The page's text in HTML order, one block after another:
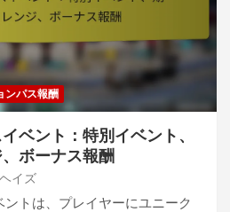
ンパス報酬
ベント：特別イベント、
ボーナス報酬
イズ
トは、プレイヤーにユニーク